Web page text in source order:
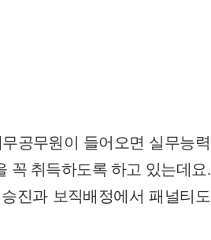
공무원이 들어오면 실무능력
꼭 취득하도록 하고 있는데요.
진과 보직배정에서 패널티도